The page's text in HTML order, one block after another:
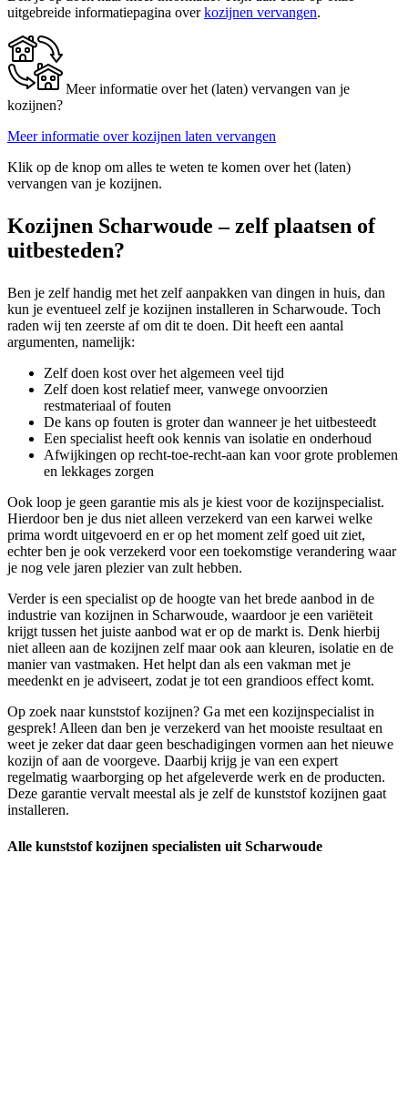
uitgebreide informatiepagina overkozijnen vervangen.
Meer informatie over het (laten) vervangen van je
kozijnen?
Meer informatie over kozijnen laten vervangen
Klik op de knop om alles te weten te komen over het (laten)
vervangen van je kozijnen.
Kozijnen Scharwoude – zelf plaatsen of
uitbesteden?
Ben je zelf handig met het zelf aanpakken van dingen in huis, dan
kun je eventueel zelf je kozijnen installeren in Scharwoude. Toch
raden wij ten zeerste af om dit te doen. Dit heeft een aantal
argumenten, namelijk:
Zelf doen kost over het algemeen veel tijd
Zelf doen kost relatief meer, vanwege onvoorzien
restmateriaal of fouten
De kans op fouten is groter dan wanneer je het uitbesteedt
Een specialist heeft ook kennis van isolatie en onderhoud
Afwijkingen op recht-toe-recht-aan kan voor grote problemen
en lekkages zorgen
Ook loop je geen garantie mis als je kiest voor de kozijnspecialist.
Hierdoor ben je dus niet alleen verzekerd van een karwei welke
prima wordt uitgevoerd en er op het moment zelf goed uit ziet,
echter ben je ook verzekerd voor een toekomstige verandering waar
je nog vele jaren plezier van zult hebben.
Verder is een specialist op de hoogte van het brede aanbod in de
industrie van kozijnen in Scharwoude, waardoor je een variëteit
krijgt tussen het juiste aanbod wat er op de markt is. Denk hierbij
niet alleen aan de kozijnen zelf maar ook aan kleuren, isolatie en de
manier van vastmaken. Het helpt dan als een vakman met je
meedenkt en je adviseert, zodat je tot een grandioos effect komt.
Op zoek naar kunststof kozijnen? Ga met een kozijnspecialist in
gesprek! Alleen dan ben je verzekerd van het mooiste resultaat en
weet je zeker dat daar geen beschadigingen vormen aan het nieuwe
kozijn of aan de voorgeve. Daarbij krijg je van een expert
regelmatig waarborging op het afgeleverde werk en de producten.
Deze garantie vervalt meestal als je zelf de kunststof kozijnen gaat
installeren.
Alle kunststof kozijnen specialisten uit Scharwoude